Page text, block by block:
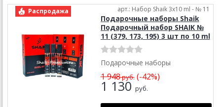
Распродажа арт.: Набор Shaik 3х10 ml - № 11
Подарочные наборы Shaik
Подарочный набор SHAIK №
11 (379, 173, 195) 3 шт по 10 ml
Подарочные наборы
1 948руб.(-42%)
1 130 руб.